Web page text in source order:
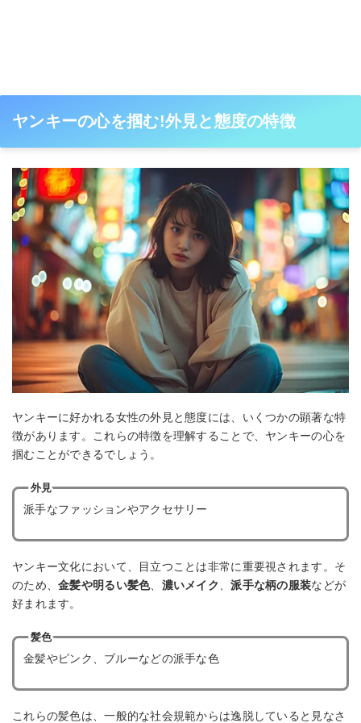
ヤンキーの心を掴む!外見と態度の特徴
ヤンキーに好かれる女性の外見と態度には、いくつかの顕著な特
徴があります。これらの特徴を理解することで、ヤンキーの心を
掴むことができるでしょう。
外見
派手なファッションやアクセサリー
ヤンキー文化において、目立つことは非常に重要視されます。そ
のため、金髪や明るい髪色、 濃いメイク 、派手な柄の服装などが
好まれます。
髪色
金髪やピンク、ブルーなどの派手な色
これらの髪色は、一般的な社会規範からは逸脱していると見なさ